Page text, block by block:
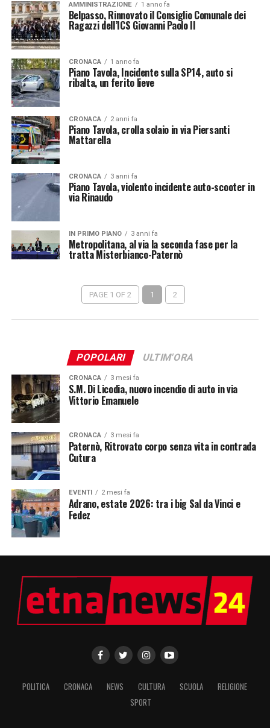
AMMINISTRAZIONE 1 anno fa
Belpasso, Rinnovato il Consiglio Comunale dei
Ragazzi dell’ICS Giovanni Paolo II
CRONACA 1 anno fa
Piano Tavola, Incidente sulla SP14, auto si
ribalta, un ferito lieve
CRONACA 2 anni fa
Piano Tavola, crolla solaio in via Piersanti
Mattarella
CRONACA 3 anni fa
Piano Tavola, violento incidente auto-scooter in
via Rinaudo
IN PRIMO PIANO 3 anni fa
Metropolitana, al via la seconda fase per la
tratta Misterbianco-Paternò
PAGE 1 OF 2 1 2
POPOLARI ULTIM'ORA
CRONACA 3 mesi fa
S.M. Di Licodia, nuovo incendio di auto in via
Vittorio Emanuele
CRONACA 3 mesi fa
Paternò, Ritrovato corpo senza vita in contrada
Cutura
EVENTI 2 mesi fa
Adrano, estate 2026: tra i big Sal da Vinci e
Fedez
POLITICA CRONACA NEWS CULTURA SCUOLA
RELIGIONE
SPORT